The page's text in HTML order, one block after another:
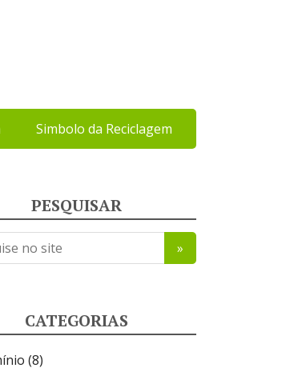
Simbolo da Reciclagem
PESQUISAR
CATEGORIAS
(8)